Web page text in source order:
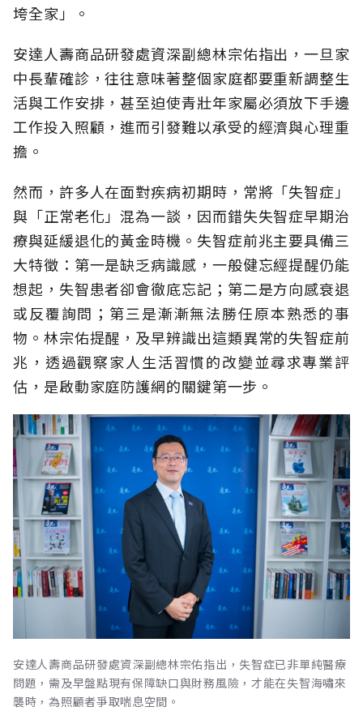
垮全家」。
安達人壽商品研發處資深副總林宗佑指出，一旦家
中長輩確診，往往意味著整個家庭都要重新調整生
活與工作安排，甚至迫使青壯年家屬必須放下手邊
工作投入照顧，進而引發難以承受的經濟與心理重
擔。
然而，許多人在面對疾病初期時，常將「失智症」
與「正常老化」混為一談，因而錯失失智症早期治
療與延緩退化的黃金時機。失智症前兆主要具備三
大特徵：第一是缺乏病識感，一般健忘經提醒仍能
想起，失智患者卻會徹底忘記；第二是方向感衰退
或反覆詢問；第三是漸漸無法勝任原本熟悉的事
物。林宗佑提醒，及早辨識出這類異常的失智症前
兆，透過觀察家人生活習慣的改變並尋求專業評
估，是啟動家庭防護網的關鍵第一步。
安達人壽商品研發處資深副總林宗佑指出，失智症已非單純醫療
問題，需及早盤點現有保障缺口與財務風險，才能在失智海嘯來
襲時，為照顧者爭取喘息空間。